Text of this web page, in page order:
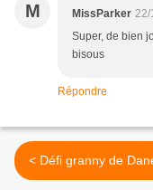
M MissParker 22/
Super, de bien
bisous
Répondre
< Défi granny de